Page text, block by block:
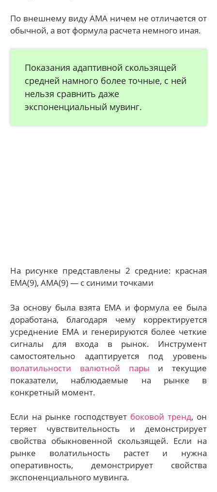
По внешнему виду АМА ничем не отличается от
обычной, а вот формула расчета немного иная.
Показания адаптивной скользящей
средней намного более точные, с ней
нельзя сравнить даже
экспоненциальный мувинг.
На рисунке представлены 2 средние: красная
EMA(9), AMA(9) — с синими точками
За основу была взята ЕМА и формула ее была
доработана, благодаря чему корректируется
усреднение ЕМА и генерируются более четкие
сигналы для входа в рынок. Инструмент
самостоятельно адаптируется под уровень
волатильности валютной пары и текущие
показатели, наблюдаемые на рынке в
конкретный момент.
Если на рынке господствует боковой тренд, он
теряет чувствительность и демонстрирует
свойства обыкновенной скользящей. Если на
рынке волатильность растет и нужна
оперативность, демонстрирует свойства
экспоненциального мувинга.